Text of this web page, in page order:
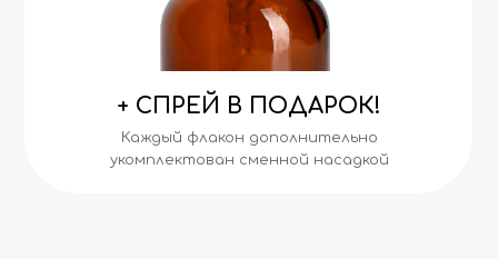
Каждый флакон дополнительно
укомплектован сменной насадкой
+ СПРЕЙ В ПОДАРОК!